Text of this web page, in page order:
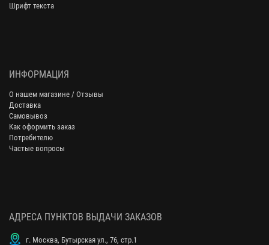
Шрифт текста
ИНФОРМАЦИЯ
О нашем магазине / Отзывы
Доставка
Самовывоз
Как оформить заказ
Потребителю
Частые вопросы
АДРЕСА ПУНКТОВ ВЫДАЧИ ЗАКАЗОВ
г. Москва, Бутырская ул., 76, стр.1